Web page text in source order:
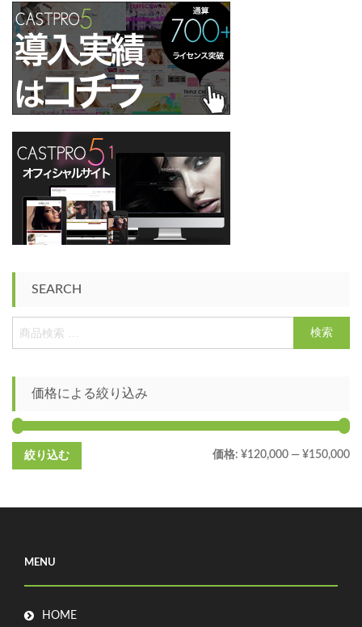
SEARCH
索
価格による絞り込み
絞り込む 価格: ¥120,000 — ¥150,000
MENU
HOME